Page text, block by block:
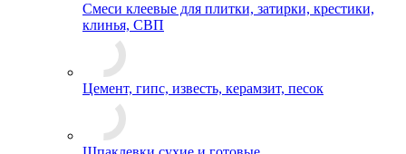
Смеси клеевые для плитки, затирки, крестики,
клинья, СВП
Цемент, гипс, известь, керамзит, песок